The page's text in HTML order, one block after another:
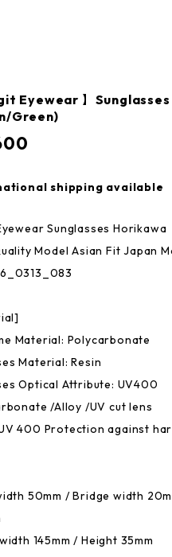
Eyewear 】
Green)
shipping available
Sunglasses Horikawa
Model Asian Fit Japan
Material: Polycarbonate
Material: Resin
Optical Attribute: UV400
/Alloy /UV cut lens
400 Protection against
50mm / Bridge width
145mm / Height 35mm